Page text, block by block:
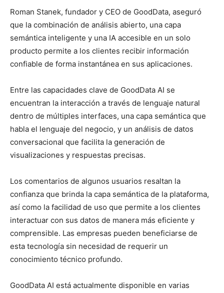
Roman Stanek, fundador y CEO de GoodData, aseguró
que la combinación de análisis abierto, una capa
semántica inteligente y una IA accesible en un solo
producto permite a los clientes recibir información
confiable de forma instantánea en sus aplicaciones.
Entre las capacidades clave de GoodData AI se
encuentran la interacción a través de lenguaje natural
dentro de múltiples interfaces, una capa semántica que
habla el lenguaje del negocio, y un análisis de datos
conversacional que facilita la generación de
visualizaciones y respuestas precisas.
Los comentarios de algunos usuarios resaltan la
confianza que brinda la capa semántica de la plataforma,
así como la facilidad de uso que permite a los clientes
interactuar con sus datos de manera más eficiente y
comprensible. Las empresas pueden beneficiarse de
esta tecnología sin necesidad de requerir un
conocimiento técnico profundo.
GoodData AI está actualmente disponible en varias